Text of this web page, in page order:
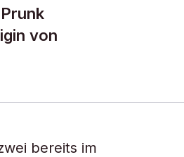
von
bereits im